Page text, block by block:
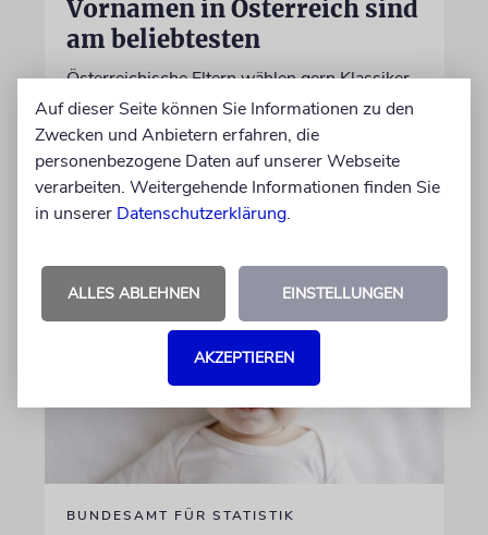
Vornamen in Österreich sind
am beliebtesten
Österreichische Eltern wählen gern Klassiker.
Unter den Top Ten sind auch viele Namen
biblischen Ursprungs
von Nicole Dreyfus
04.07.2026
BUNDESAMT FÜR STATISTIK
Auf dieser Seite können Sie Informationen zu den
Zwecken und Anbietern erfahren, die
personenbezogene Daten auf unserer Webseite
verarbeiten. Weitergehende Informationen finden Sie
in unserer Datenschutzerklärung.
ALLES ABLEHNEN EINSTELLUNGEN
AKZEPTIEREN